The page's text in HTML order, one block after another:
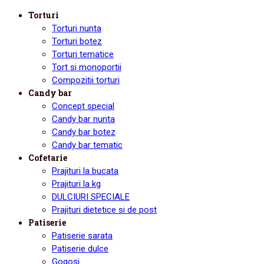
Torturi
Torturi nunta
Torturi botez
Torturi tematice
Tort si monoportii
Compozitii torturi
Candy bar
Concept special
Candy bar nunta
Candy bar botez
Candy bar tematic
Cofetarie
Prajituri la bucata
Prajituri la kg
DULCIURI SPECIALE
Prajituri dietetice si de post
Patiserie
Patiserie sarata
Patiserie dulce
Gogosi